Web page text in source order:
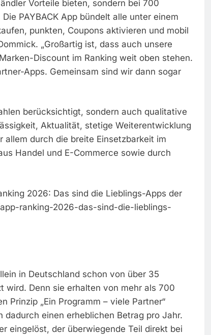
Vorteile bieten, sondern bei 700
PAYBACK App bündelt alle unter einem
punkten, Coupons aktivieren und mobil
„Großartig ist, dass auch unsere
Discount im Ranking weit oben stehen.
Apps. Gemeinsam sind wir dann sogar
berücksichtigt, sondern auch qualitative
Aktualität, stetige Weiterentwicklung
allem durch die breite Einsetzbarkeit im
Handel und E-Commerce sowie durch
2026: Das sind die Lieblings-Apps der
ranking-2026-das-sind-die-lieblings-
in Deutschland schon von über 35
wird. Denn sie erhalten von mehr als 700
Prinzip „Ein Programm – viele Partner“
dadurch einen erheblichen Betrag pro Jahr.
eingelöst, der überwiegende Teil direkt bei